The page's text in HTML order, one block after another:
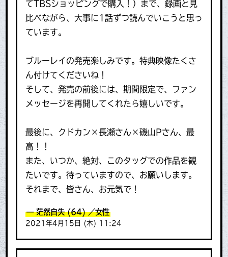
てTBSショッピングで購入！）まで、録画と見
比べながら、大事に1話ずつ読んでいこうと思っ
ています。
ブルーレイの発売楽しみです。特典映像たくさ
ん付けてくださいね！
そして、発売の前後には、期間限定で、ファン
メッセージを再開してくれたら嬉しいです。
最後に、クドカン×長瀬さん×磯山Pさん、最
高！！
また、いつか、絶対、このタッグでの作品を観
たいです。待っていますので、お願いします。
それまで、皆さん、お元気で！
茫然自失(64)／女性
2021年4月15日 (木) 11:24